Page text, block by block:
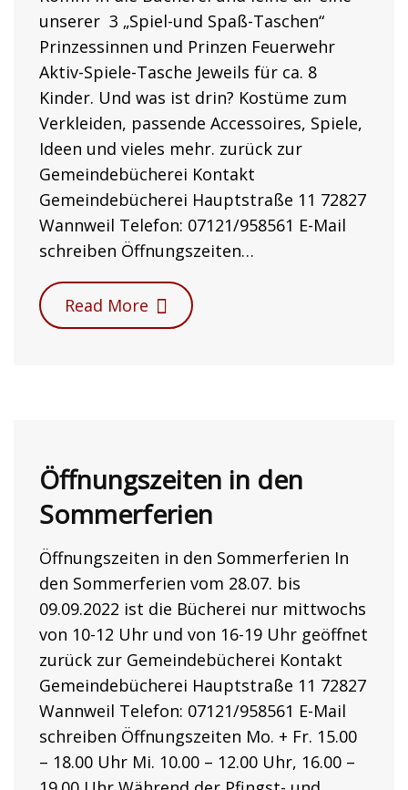
unserer 3 „Spiel-und Spaß-Taschen“
Prinzessinnen und Prinzen Feuerwehr
Aktiv-Spiele-Tasche Jeweils für ca. 8
Kinder. Und was ist drin? Kostüme zum
Verkleiden, passende Accessoires, Spiele,
Ideen und vieles mehr. zurück zur
Gemeindebücherei Kontakt
Gemeindebücherei Hauptstraße 11 72827
Wannweil Telefon: 07121/958561 E-Mail
schreiben Öffnungszeiten…
Read More
Öffnungszeiten in den
Sommerferien
Öffnungszeiten in den Sommerferien In
den Sommerferien vom 28.07. bis
09.09.2022 ist die Bücherei nur mittwochs
von 10-12 Uhr und von 16-19 Uhr geöffnet
zurück zur Gemeindebücherei Kontakt
Gemeindebücherei Hauptstraße 11 72827
Wannweil Telefon: 07121/958561 E-Mail
schreiben Öffnungszeiten Mo. + Fr. 15.00
– 18.00 Uhr Mi. 10.00 – 12.00 Uhr, 16.00 –